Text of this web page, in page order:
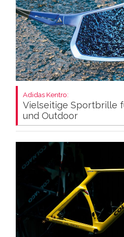
Adidas Kentro:
Vielseitige Sportbrille
und Outdoor